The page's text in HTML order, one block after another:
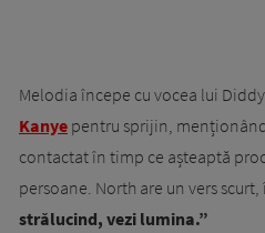
Melodia începe cu vocea lui
Kanye pentru sprijin,
contactat în timp ce așteaptă
persoane. North are un vers scurt,
strălucind, vezi lumina.”